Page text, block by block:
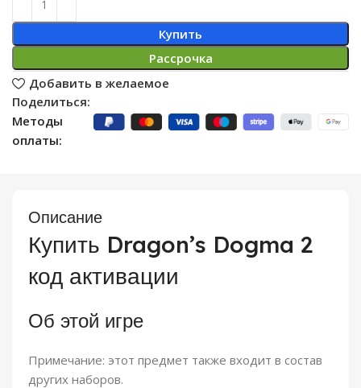
Купить
Рассрочка
Добавить в желаемое
Поделиться:
Методы
оплаты:
Описание
Купить Dragon’s Dogma 2
код активации
Об этой игре
Примечание: этот предмет также входит в состав
других наборов.